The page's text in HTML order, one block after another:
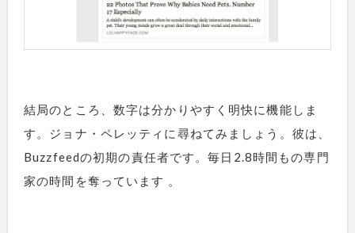
結局のところ、数字は分かりやすく明快に機能しま
す。ジョナ・ペレッティに尋ねてみましょう。彼は、
Buzzfeedの初期の責任者です。毎日2.8時間もの専門
家の時間を奪っています 。